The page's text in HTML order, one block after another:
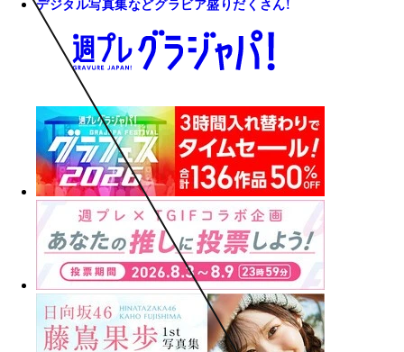
デジタル写真集などグラビア盛りだくさん!